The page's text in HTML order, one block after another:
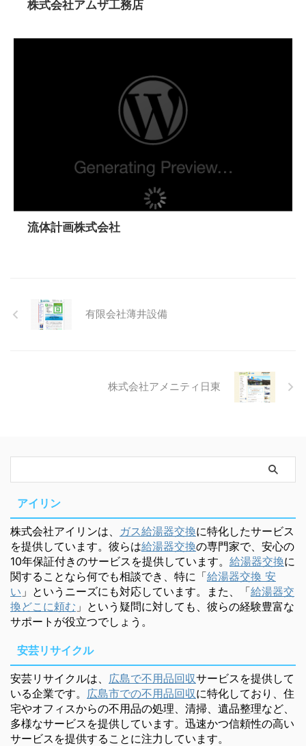
株式会社アムザ工務店
流体計画株式会社
有限会社薄井設備
株式会社アメニティ日東
アイリン
株式会社アイリンは、 ガス給湯器交換に特化したサービス
を提供しています。彼らは給湯器交換の専門家で、安心の
10年保証付きのサービスを提供しています。 給湯器交換に
関することなら何でも相談でき、特に「給湯器交換 安
い 」というニーズにも対応しています。また、「給湯器交
換どこに頼む 」という疑問に対しても、彼らの経験豊富な
サポートが役立つでしょう。
安芸リサイクル
安芸リサイクルは、 広島で不用品回収サービスを提供して
いる企業です。 広島市での不用品回収に特化しており、住
宅やオフィスからの不用品の処理、清掃、遺品整理など、
多様なサービスを提供しています。迅速かつ信頼性の高い
サービスを提供することに注力しています。